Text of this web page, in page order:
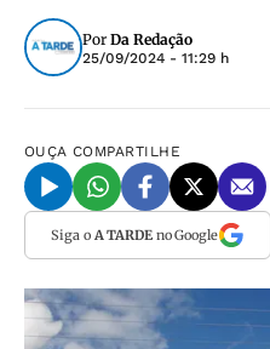
Por Da Redação
25/09/2024 - 11:29 h
OUÇA COMPARTILHE
Siga o A TARDEno Google